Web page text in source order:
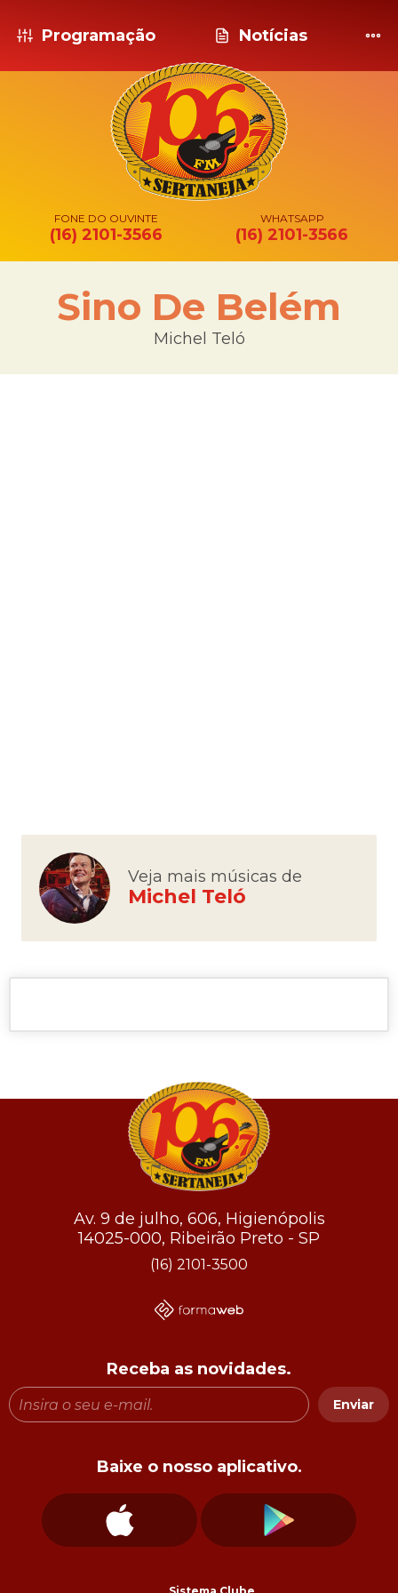
Programação Notícias
FONE DO OUVINTE
(16) 2101-3566
WHATSAPP
(16) 2101-3566
Sino De Belém
Michel Teló
Veja mais músicas de
Michel Teló
Av. 9 de julho, 606, Higienópolis
14025-000, Ribeirão Preto - SP
(16) 2101-3500
Receba as novidades.
Enviar
Baixe o nosso aplicativo.